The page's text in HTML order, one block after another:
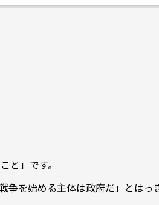
と」です。
争を始める主体は政府だ」とはっ